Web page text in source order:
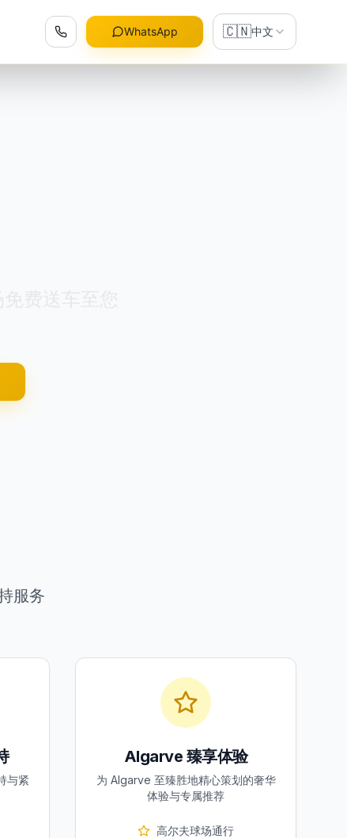
WhatsApp 🇨🇳中文
服务
与紧
Algarve 臻享体验
为 Algarve 至臻胜地精心策划的奢华
体验与专属推荐
高尔夫球场通行